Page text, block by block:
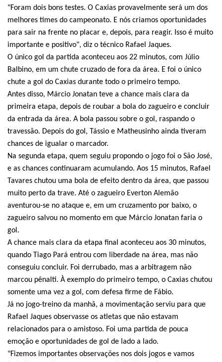
"Foram dois bons testes. O Caxias provavelmente será um dos
melhores times do campeonato. E nós criamos oportunidades
para sair na frente no placar e, depois, para reagir. Isso é muito
importante e positivo", diz o técnico Rafael Jaques.
O único gol da partida aconteceu aos 22 minutos, com Júlio
Balbino, em um chute cruzado de fora da área. E foi o único
chute a gol do Caxias durante todo o primeiro tempo.
Antes disso, Márcio Jonatan teve a chance mais clara da
primeira etapa, depois de roubar a bola do zagueiro e concluir
da entrada da área. A bola passou sobre o gol, raspando o
travessão. Depois do gol, Tássio e Matheusinho ainda tiveram
chances de igualar o marcador.
Na segunda etapa, quem seguiu propondo o jogo foi o São José,
e as chances continuaram acumulando. Aos 15 minutos, Rafael
Tavares chutou uma bola de efeito dentro da área, que passou
muito perto da trave. Até o zagueiro Everton Alemão
aventurou-se no ataque e, em um cruzamento por baixo, o
zagueiro salvou no momento em que Márcio Jonatan faria o
gol.
A chance mais clara da etapa final aconteceu aos 30 minutos,
quando Tiago Pará entrou com liberdade na área, mas não
conseguiu concluir. Foi derrubado, mas a arbitragem não
marcou pênalti. À exemplo do primeiro tempo, o Caxias chutou
somente uma vez a gol, com defesa firme de Fábio.
Já no jogo-treino da manhã, a movimentação serviu para que
Rafael Jaques observasse os atletas que não estavam
relacionados para o amistoso. Foi uma partida de pouca
emoção e oportunidades de gol de lado a lado.
"Fizemos importantes observações nos dois jogos e vamos